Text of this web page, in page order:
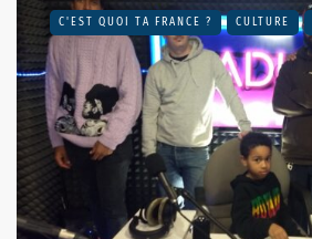
C'EST QUOI TA FRANCE ? CULTURE